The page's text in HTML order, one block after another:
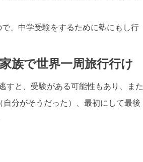
、中学受験をするために塾にもし行
族で世界一周旅行行け
すと、受験がある可能性もあり、また
分がそうだった）、最初にして最後